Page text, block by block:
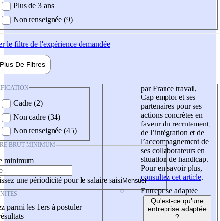
Plus de 3 ans
Non renseignée (9)
le filtre de l'expérience demandée
Plus De Filtres
Cadre (2)
Non cadre (34)
Non renseignée (45)
BRUT MINIMUM
minimum
une périodicité pour le salaire saisi
parmi les 1ers à postuler
par France travail,
Cap emploi et ses
partenaires pour ses
actions concrètes en
faveur du recrutement,
de l’intégration et de
l’accompagnement de
ses collaborateurs en
situation de handicap.
Pour en savoir plus,
consultez cet article.
Entreprise adaptée
Qu'est-ce qu'une
entreprise adaptée
?